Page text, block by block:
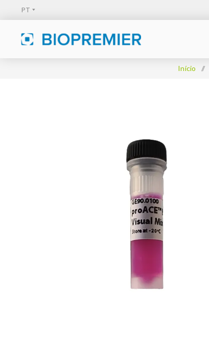
Início /